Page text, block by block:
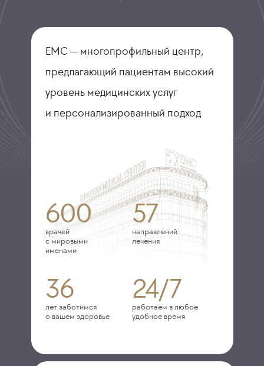
ЕМС — многопрофильный центр,
предлагающий пациентам высокий
уровень медицинских услуг
и персонализированный подход
600
врачей
с мировыми
именами
57
направлений
лечения
36
лет заботимся
о вашем здоровье
24/7
работаем в любое
удобное время